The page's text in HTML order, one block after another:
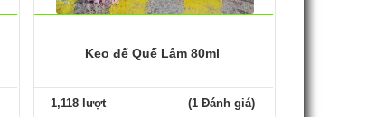
Keo đế Quế Lâm 80ml
1,118 lượt (1 Đánh giá)